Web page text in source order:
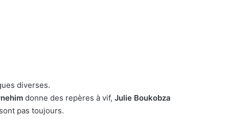
diverses.
donne des repères à vif, Julie Boukobza
pas toujours.